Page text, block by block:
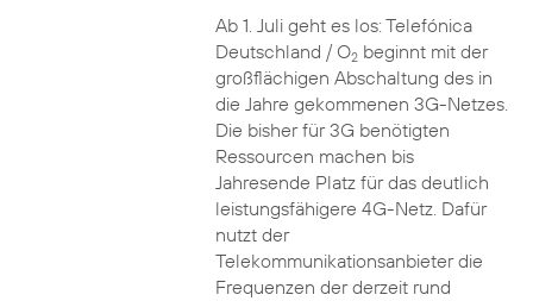
Ab 1. Juli geht es los: Telefónica
Deutschland / O2beginnt mit der
großflächigen Abschaltung des in
die Jahre gekommenen 3G-Netzes.
Die bisher für 3G benötigten
Ressourcen machen bis
Jahresende Platz für das deutlich
leistungsfähigere 4G-Netz. Dafür
nutzt der
Telekommunikationsanbieter die
Frequenzen der derzeit rund